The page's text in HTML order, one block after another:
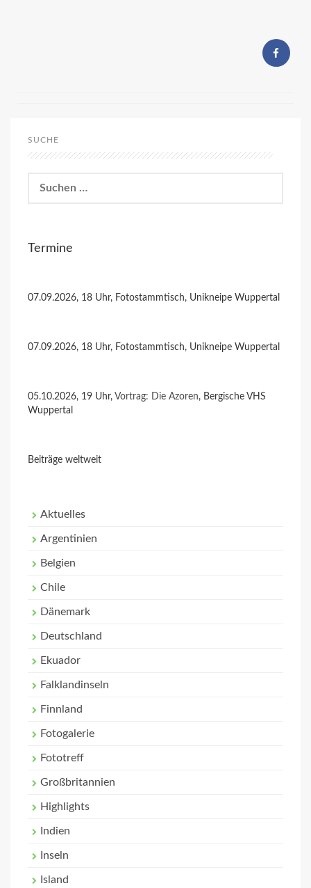
SUCHE
nach:
Termine
07.09.2026, 18 Uhr, Fotostammtisch, Unikneipe Wuppertal
07.09.2026, 18 Uhr, Fotostammtisch, Unikneipe Wuppertal
05.10.2026, 19 Uhr, Vortrag: Die Azoren, Bergische VHS
Wuppertal
Beiträge weltweit
Aktuelles
Argentinien
Belgien
Chile
Dänemark
Deutschland
Ekuador
Falklandinseln
Finnland
Fotogalerie
Fototreff
Großbritannien
Highlights
Indien
Inseln
Island